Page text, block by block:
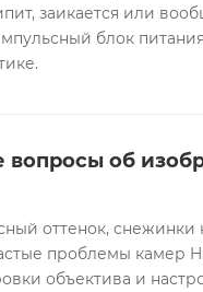
заикается или
блок
вопросы об
оттенок,
проблемы камер
объектива и